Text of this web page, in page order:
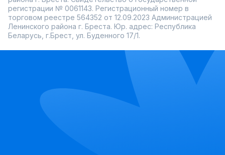
регистрации № 0061143. Регистрационный номер в
торговом реестре 564352 от 12.09.2023 Администрацией
Ленинского района г. Бреста. Юр. адрес: Республика
Беларусь, г.Брест, ул. Буденного 17/1.